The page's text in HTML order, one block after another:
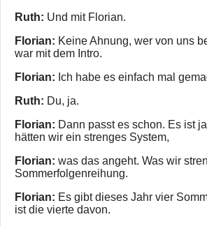
Ruth: Und mit Florian.
Florian: Keine Ahnung, wer von uns
war mit dem Intro.
Florian: Ich habe es einfach mal
Ruth: Du, ja.
Florian: Dann passt es schon. Es ist
hätten wir ein strenges System,
Florian: was das angeht. Was wir
Sommerfolgenreihung.
Florian: Es gibt dieses Jahr vier
ist die vierte davon.